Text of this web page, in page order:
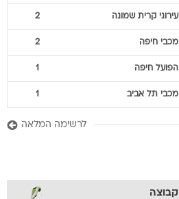
עירוני קרית שמונה 2
מכבי חיפה 2
הפועל חיפה 1
מכבי תל אביב 1
לרשימה המלאה
קבוצה